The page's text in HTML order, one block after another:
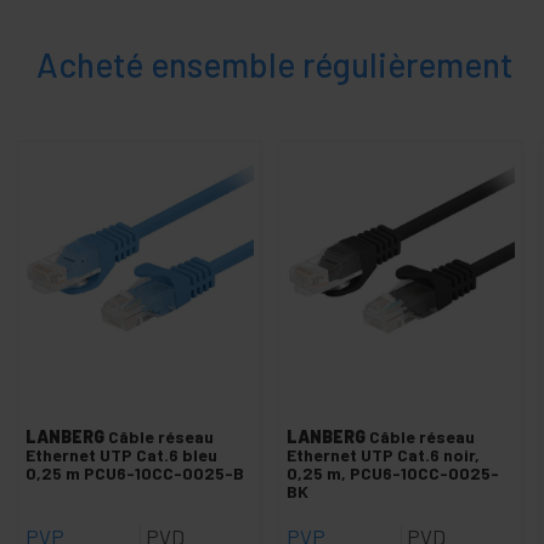
Câble Cat.6A UTP bleu
Câble Cat.6A UTP noir
Câble Cat.6A UTP rouge
Câble Cat.6A UTP vert
Prise Cat.6 UTP
Panneau de brassage paramétrable
+
Convertisseur UTP vers fibre optique
Acheté ensemble régulièrement
LANBERG Câble réseau
Ethernet UTP Cat.6 bleu
0,25 m PCU6-10CC-0025-B
PVP PVD
LANBERG Câble réseau
Ethernet UTP Cat.6 noir,
0,25 m, PCU6-10CC-0025-
BK
PVP PVD